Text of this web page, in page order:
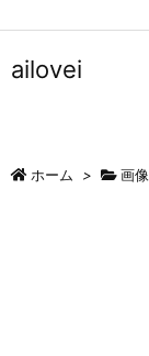
ailovei
ホーム > 画像